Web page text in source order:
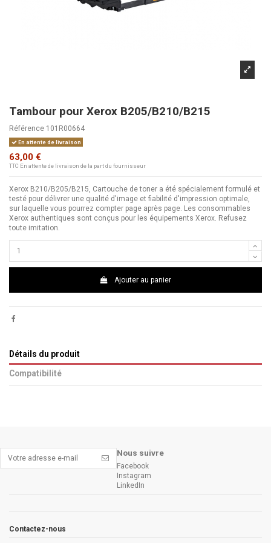
Tambour pour Xerox B205/B210/B215
Référence 101R00664
En attente de livraison
63,00 €
TTC En attente de livraison de la part du fournisseur
Xerox B210/B205/B215, Cartouche de toner a été spécialement formulé et
testé pour délivrer une qualité d'image et fiabilité d'impression optimale,
sur laquelle vous pourrez compter page après page. Les consommables
Xerox authentiques sont conçus pour les équipements Xerox. Refusez
toute imitation.
Ajouter au panier
Détails du produit
Compatibilité
Nous suivre
Facebook
Instagram
LinkedIn
Contactez-nous